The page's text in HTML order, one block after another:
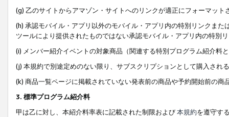
(g) 乙のサイトからアマゾン・サイトへのリンクが適正にフォーマッ
(h) 承認モバイル・アプリ以外のモバイル・アプリ内の特別リンクま
ツールにより提供されたものではない承認モバイル・アプリ内の特別
(i) メンバー紹介イベントの対象商品（関連する特別プログラム紹介料
(j) 本規約で別途定めのない限り、サブスクリプションとして購入され
(k) 商品一覧ページに掲載されていない発表前の商品や予約開始前の商
3. 標準プログラム紹介料
甲は乙に対し、本紹介料率表に記載された制限および本規約を遵守す